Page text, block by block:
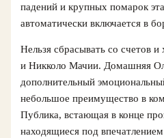
падений и крупных помарок
автоматически включается в
Нельзя сбрасывать со счетов
и Никколо Мачии. Домашняя
дополнительный
небольшое преимущество в
Публика, встающая в конце
находящиеся под